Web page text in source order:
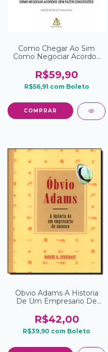
Como Chegar Ao Sim
Como Negociar Acordos
Edicao Revisada E
Atualizada
R$59,90
R$56,91 com Boleto
Obvio Adams A Historia
De Um Empresario De
R$42,00
R$39,90 com Boleto